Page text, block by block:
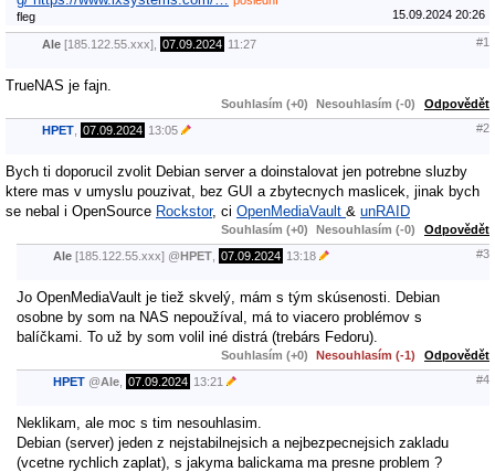
fleg
15.09.2024 20:26
Ale [185.122.55.xxx], 07.09.2024 11:27 #1
TrueNAS je fajn.
Souhlasím (+0) Nesouhlasím (-0) Odpovědět
HPET 07.09.2024 13:05 #2
Bych ti doporucil zvolit Debian server a doinstalovat jen potrebne sluzby
ktere mas v umyslu pouzivat, bez GUI a zbytecnych maslicek, jinak bych
se nebal i OpenSource Rockstor, ci OpenMediaVault & unRAID
Souhlasím (+0) Nesouhlasím (-0) Odpovědět
Ale [185.122.55.xxx] @HPET 07.09.2024 13:18 #3
Jo OpenMediaVault je tiež skvelý, mám s tým skúsenosti. Debian
osobne by som na NAS nepoužíval, má to viacero problémov s
balíčkami. To už by som volil iné distrá (trebárs Fedoru).
Souhlasím (+0) Nesouhlasím (-1) Odpovědět
HPET @Ale 07.09.2024 13:21 #4
Neklikam, ale moc s tim nesouhlasim.
Debian (server) jeden z nejstabilnejsich a nejbezpecnejsich zakladu
(vcetne rychlich zaplat), s jakyma balickama ma presne problem ?